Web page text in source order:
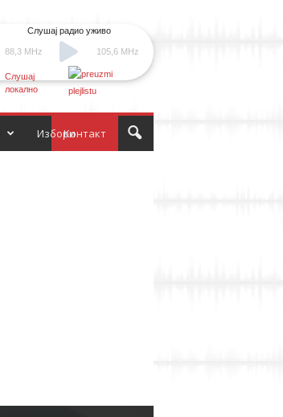
88,3 MHz
Слушај радио уживо
105,6 MHz
Слушај
локално
Контакт
Избори